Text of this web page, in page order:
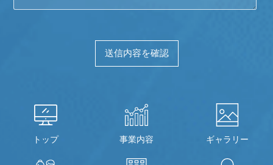
トップ 事業内容 ギャラリー